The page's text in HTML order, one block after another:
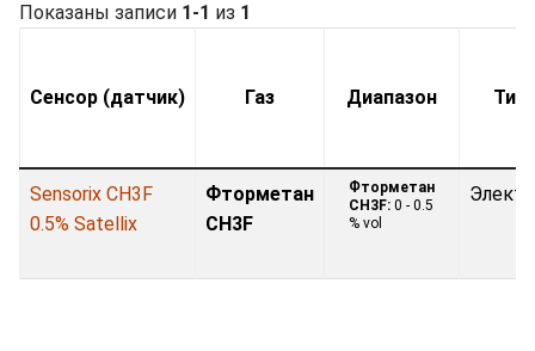
Показаны записи 1-1 из 1
Сенсор (датчик) Газ Диапазон Тип
Sensorix CH3F
0.5% Satellix
Фторметан
CH3F
Фторметан
CH3F: 0 - 0.5
% vol